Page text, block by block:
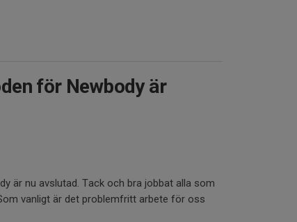
för Newbody är
är nu avslutad. Tack och bra jobbat alla som
vanligt är det problemfritt arbete för oss